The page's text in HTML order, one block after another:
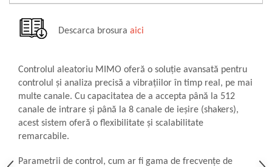
Device-uri Industriale
Computere Industriale
Tablete Industriale
Laptopuri Industriale
Robotică
Servicii
Vibrații
Descarca brosura aici
Controlul aleatoriu MIMO oferă o soluție avansată pentru
controlul și analiza precisă a vibrațiilor în timp real, pe mai
multe canale. Cu capacitatea de a accepta până la 512
canale de intrare și până la 8 canale de ieșire (shakers),
acest sistem oferă o flexibilitate și scalabilitate
remarcabile.
Parametrii de control, cum ar fi gama de frecvențe de